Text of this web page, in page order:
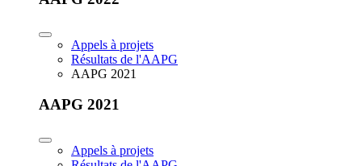
Appels à projets
Résultats de l'AAPG
AAPG 2021
AAPG 2021
Appels à projets